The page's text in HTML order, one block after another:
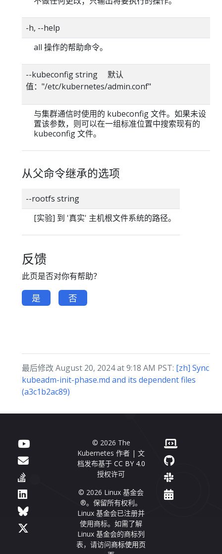
-h, --help
all 操作的帮助命令。
--kubeconfig string 默认
值："/etc/kubernetes/admin.conf"
与集群通信时使用的 kubeconfig 文件。如果未设
置该参数，则可以在一组标准位置中搜索现有的
kubeconfig 文件。
从父命令继承的选项
--rootfs string
[实验] 到 '真实' 主机根文件系统的路径。
反馈
此页是否对你有帮助？
是 否
最后修改 August 20, 2024 at 9:18 AM PST: [zh] Sync
kubeadm-init-phase.md and its dependent files
(a3c1b2ac89)
© 2026 The
Kubernetes 作者 | 文
档发布基于 CC BY 4.0
授权许可
© 2026 Linux 基金会
®。保留所有权利。
Linux 基金会已注册并
使用商标。如需了解
Linux 基金会的商标列
表，请访问商标使用页